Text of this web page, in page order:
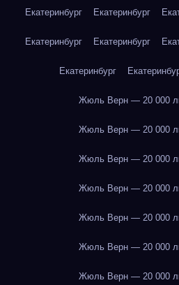
Екатеринбург Екатеринбург
Екатеринбург Екатеринбург
Екатеринбург
Жюль Верн — 20 000
Жюль Верн — 20 000
Жюль Верн — 20 000
Жюль Верн — 20 000
Жюль Верн — 20 000
Жюль Верн — 20 000
Жюль Верн — 20 000